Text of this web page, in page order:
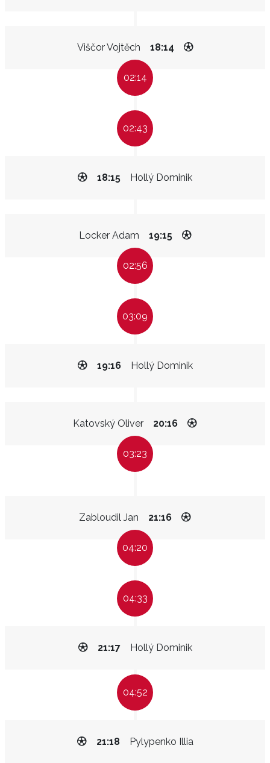
Viščor Vojtěch 18:14
02:14
02:43
Hollý Dominik
18:15
Locker Adam 19:15
02:56
03:09
Hollý Dominik
19:16
Katovský Oliver 20:16
03:23
Zabloudil Jan 21:16
04:20
04:33
Hollý Dominik
21:17
04:52
Pylypenko Illia
21:18